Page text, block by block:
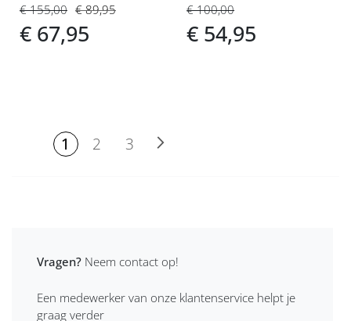
€ 155,00
€ 67,95
€ 89,95 € 100,00
€ 54,95
U lees momenteel
1 Pagina
2 3
Vragen? Neem contact op!
Een medewerker van onze klantenservice helpt je
graag verder